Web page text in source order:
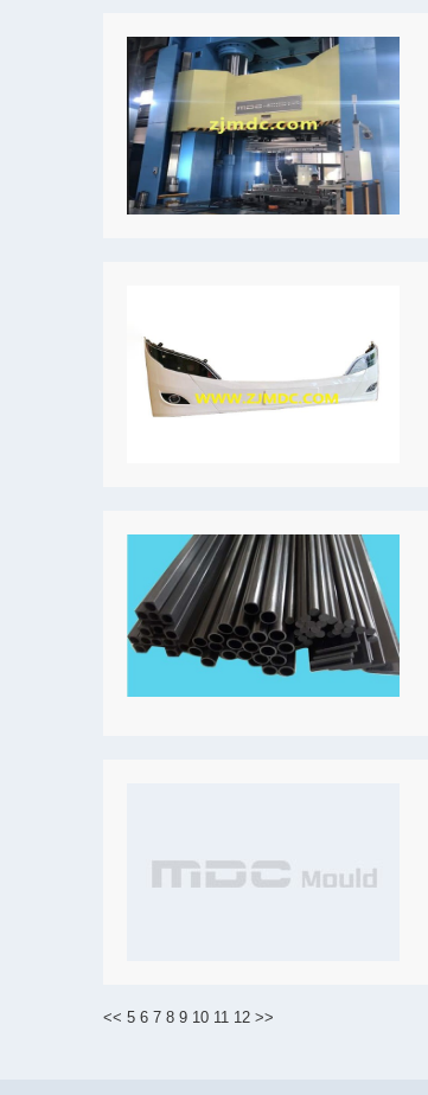
<< 5 6 7 8 9 10 11 12 >>